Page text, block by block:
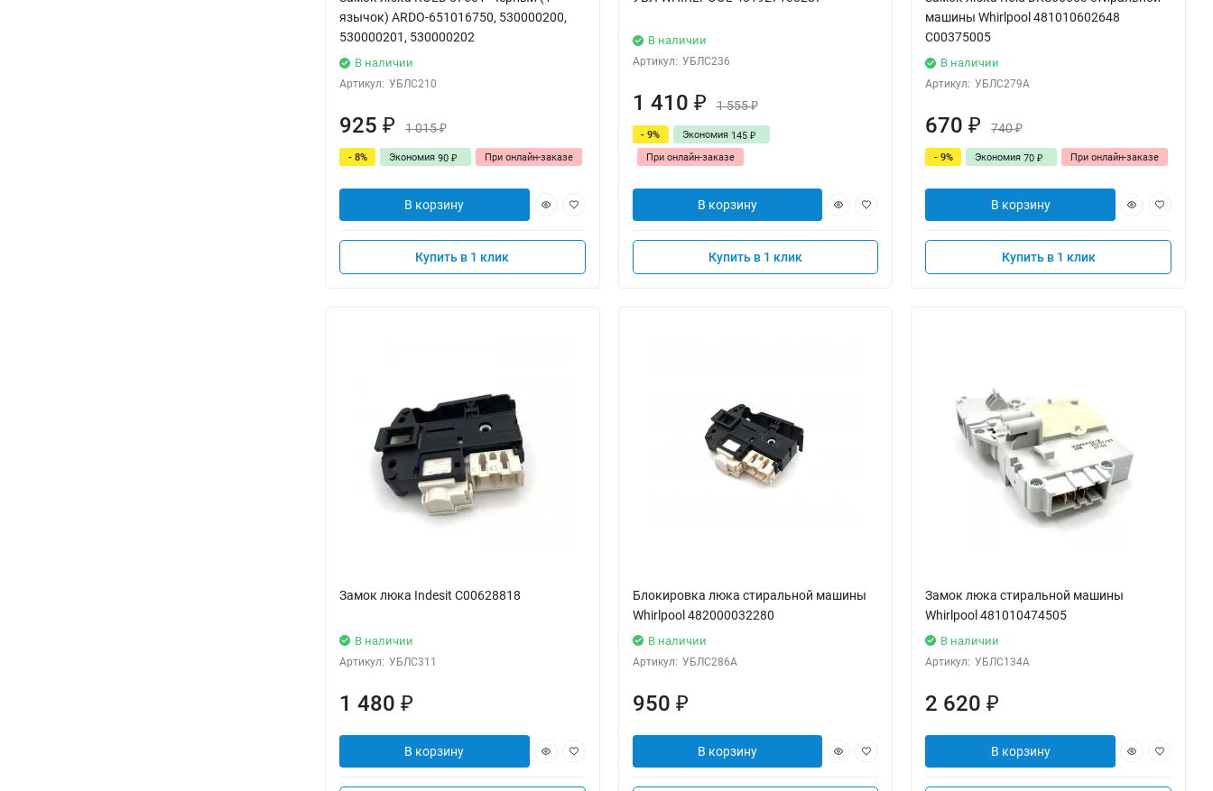
язычок) ARDO-651016750, 530000200,
530000201, 530000202
В наличии
Артикул: УБЛС210
925 ₽ 1 015₽
- 8% Экономия 90 ₽ При онлайн-заказе
В корзину
Купить в 1 клик
В наличии
Артикул: УБЛС236
1 410 ₽ 1 555₽
- 9% Экономия 145 ₽
При онлайн-заказе
В корзину
Купить в 1 клик
машины Whirlpool 481010602648
C00375005
В наличии
Артикул: УБЛС279А
670₽ 740₽
- 9% Экономия70₽ При онлайн-заказе
В корзину
Купить в 1 клик
Замок люка Indesit C00628818
В наличии
Артикул: УБЛС311
1 480 ₽
В корзину
Блокировка люка стиральной машины
Whirlpool 482000032280
В наличии
Артикул: УБЛС286А
950 ₽
В корзину
Замок люка стиральной машины
Whirlpool 481010474505
В наличии
Артикул: УБЛС134А
2 620₽
В корзину